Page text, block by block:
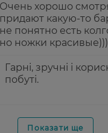
Очень хорошо
придают какую-то
не понятно есть
но ножки красивые)))
Гарні, зручні і
побуті.
Показати ще